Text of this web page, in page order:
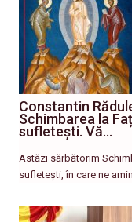
Constantin
Schimbarea la
sufletești. Vă…
Astăzi sărbătorim
sufletești, în care ne